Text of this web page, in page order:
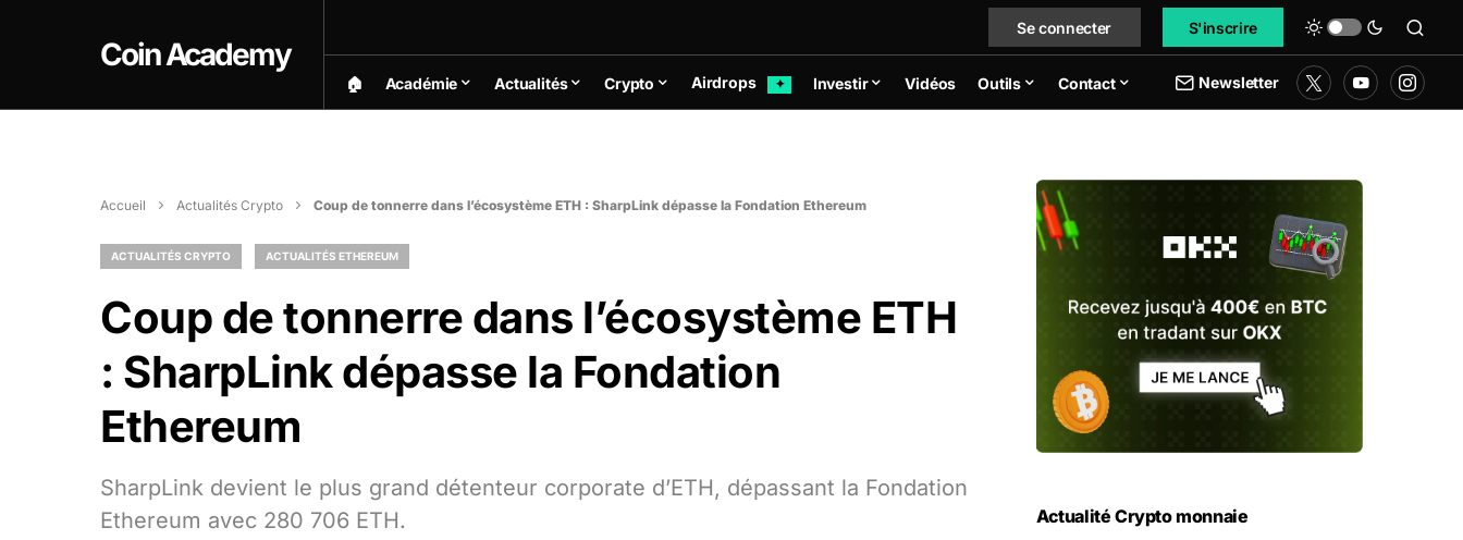
Coin Academy
Se connecter S'inscrire
🏠︎ Académie Actualités Crypto Airdrops ✦ Investir Vidéos Outils Contact Newsletter
Accueil Actualités Crypto Coup de tonnerre dans l’écosystème ETH : SharpLink dépasse la Fondation Ethereum
ACTUALITÉS CRYPTO ACTUALITÉS ETHEREUM
Coup de tonnerre dans l’écosystème ETH
: SharpLink dépasse la Fondation
Ethereum
SharpLink devient le plus grand détenteur corporate d’ETH, dépassant la Fondation
Ethereum avec 280 706 ETH.
Actualité Crypto monnaie